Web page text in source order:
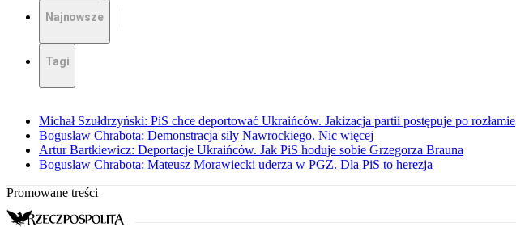
Najnowsze
Tagi
Michał Szułdrzyński: PiS chce deportować Ukraińców. Jakizacja partii postępuje po rozłamie
Bogusław Chrabota: Demonstracja siły Nawrockiego. Nic więcej
Artur Bartkiewicz: Deportacje Ukraińców. Jak PiS hoduje sobie Grzegorza Brauna
Bogusław Chrabota: Mateusz Morawiecki uderza w PGZ. Dla PiS to herezja
Promowane treści